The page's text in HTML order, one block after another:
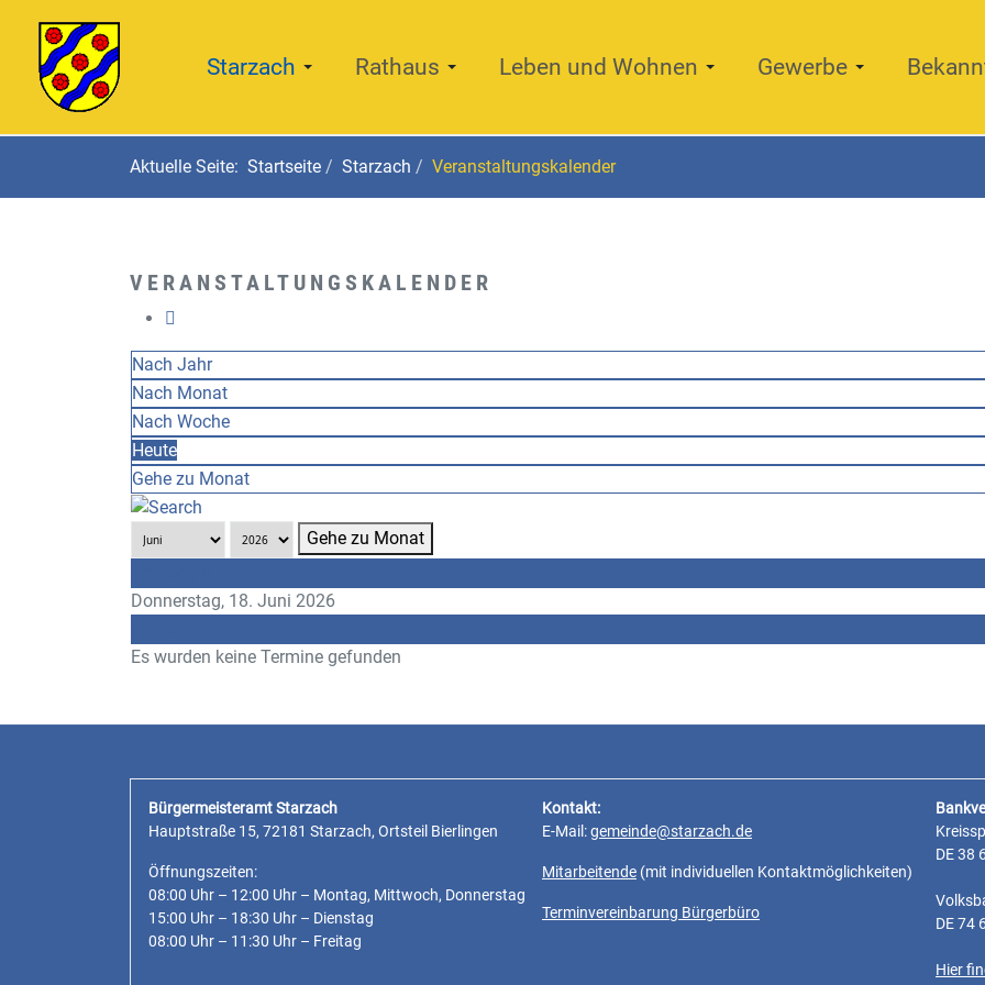
Starzach Rathaus Leben und Wohnen Gewerbe
Aktuelle Seite: Startseite Starzach Veranstaltungskalender
VERANSTALTUNGSKALENDER
Nach Jahr
Nach Monat
Nach Woche
Heute
Gehe zu Monat
Gehe zu Monat
Donnerstag, 18. Juni 2026
Es wurden keine Termine gefunden
Bürgermeisteramt Starzach
Hauptstraße 15, 72181 Starzach, Ortsteil Bierlingen
Öffnungszeiten:
08:00 Uhr – 12:00 Uhr – Montag, Mittwoch, Donnerstag
15:00 Uhr – 18:30 Uhr – Dienstag
08:00 Uhr – 11:30 Uhr – Freitag
Kontakt:
E-Mail:gemeinde@starzach.de
Mitarbeitende (mit individuellen Kontaktmöglichkeiten)
Terminvereinbarung Bürgerbüro
DE 38
DE 74
Hier